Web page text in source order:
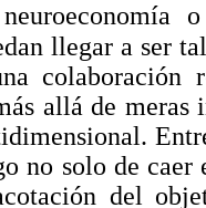
llegar a ser
colaboración
allá de meras
no solo de
del